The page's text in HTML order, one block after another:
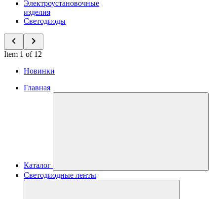
Электроустановочные
изделия
Светодиоды
Item 1 of 12
Новинки
Главная
Каталог
Светодиодные ленты